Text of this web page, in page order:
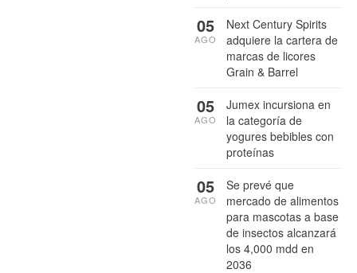
Next Century Spirits
adquiere la cartera de
marcas de licores
Grain & Barrel
05
AGO
Jumex incursiona en
la categoría de
yogures bebibles con
proteínas
05
AGO
Se prevé que
mercado de alimentos
para mascotas a base
de insectos alcanzará
los 4,000 mdd en
2036
05
AGO